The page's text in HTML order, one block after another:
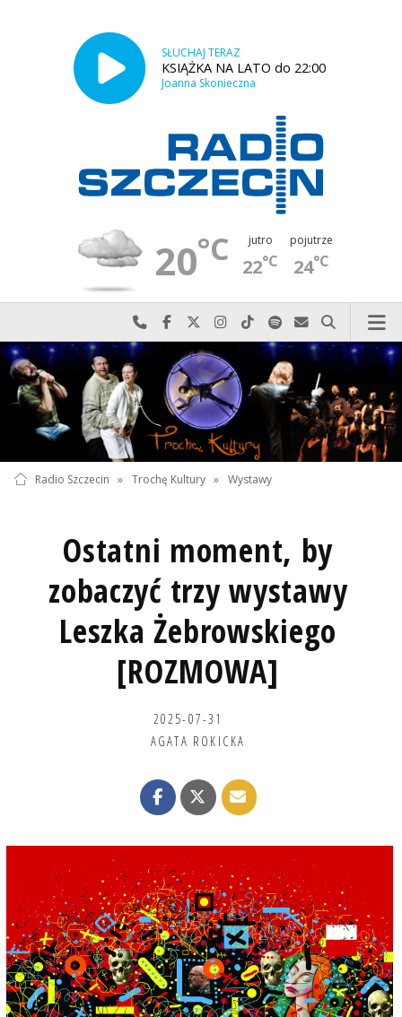
SŁUCHAJ TERAZ
KSIĄŻKA NA LATO do 22:00
Joanna Skonieczna
20°C jutro
22°C
pojutrze
24°C
Najlepiej po prostu do nas zadzwoń
Odwiedź nas na Facebook-u
Odwiedź nas na X
Odwiedź nas na Instagram-ie
Odwiedź nas na TikTok-u
Szukaj nas na Spotify
Wyślij do nas
Szukaj
Radio Szczecin » Trochę Kultury » Wystawy
Ostatni moment, by
zobaczyć trzy wystawy
Leszka Żebrowskiego
[ROZMOWA]
2025-07-31
AGATA ROKICKA